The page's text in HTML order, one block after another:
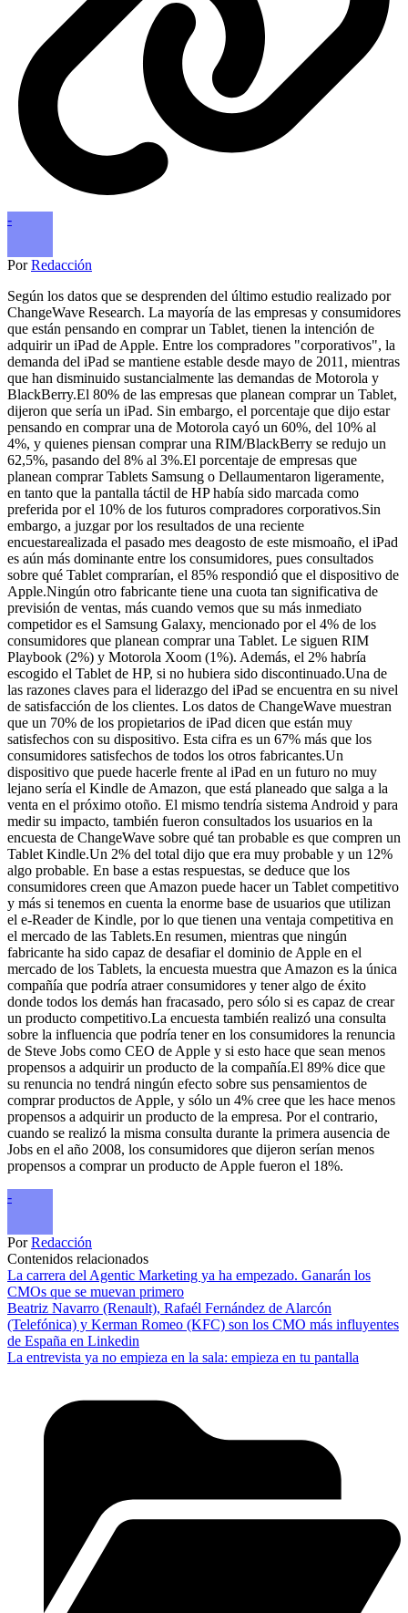
-
PorRedacción
Según los datos que se desprenden del último estudio realizado por
ChangeWave Research. La mayoría de las empresas y consumidores
que están pensando en comprar un Tablet, tienen la intención de
adquirir un iPad de Apple. Entre los compradores "corporativos", la
demanda del iPad se mantiene estable desde mayo de 2011, mientras
que han disminuido sustancialmente las demandas de Motorola y
BlackBerry.El 80% de las empresas que planean comprar un Tablet,
dijeron que sería un iPad. Sin embargo, el porcentaje que dijo estar
pensando en comprar una de Motorola cayó un 60%, del 10% al
4%, y quienes piensan comprar una RIM/BlackBerry se redujo un
62,5%, pasando del 8% al 3%.El porcentaje de empresas que
planean comprar Tablets Samsung o Dellaumentaron ligeramente,
en tanto que la pantalla táctil de HP había sido marcada como
preferida por el 10% de los futuros compradores corporativos.Sin
embargo, a juzgar por los resultados de una reciente
encuestarealizada el pasado mes deagosto de este mismoaño, el iPad
es aún más dominante entre los consumidores, pues consultados
sobre qué Tablet comprarían, el 85% respondió que el dispositivo de
Apple.Ningún otro fabricante tiene una cuota tan significativa de
previsión de ventas, más cuando vemos que su más inmediato
competidor es el Samsung Galaxy, mencionado por el 4% de los
consumidores que planean comprar una Tablet. Le siguen RIM
Playbook (2%) y Motorola Xoom (1%). Además, el 2% habría
escogido el Tablet de HP, si no hubiera sido discontinuado.Una de
las razones claves para el liderazgo del iPad se encuentra en su nivel
de satisfacción de los clientes. Los datos de ChangeWave muestran
que un 70% de los propietarios de iPad dicen que están muy
satisfechos con su dispositivo. Esta cifra es un 67% más que los
consumidores satisfechos de todos los otros fabricantes.Un
dispositivo que puede hacerle frente al iPad en un futuro no muy
lejano sería el Kindle de Amazon, que está planeado que salga a la
venta en el próximo otoño. El mismo tendría sistema Android y para
medir su impacto, también fueron consultados los usuarios en la
encuesta de ChangeWave sobre qué tan probable es que compren un
Tablet Kindle.Un 2% del total dijo que era muy probable y un 12%
algo probable. En base a estas respuestas, se deduce que los
consumidores creen que Amazon puede hacer un Tablet competitivo
y más si tenemos en cuenta la enorme base de usuarios que utilizan
el e-Reader de Kindle, por lo que tienen una ventaja competitiva en
el mercado de las Tablets.En resumen, mientras que ningún
fabricante ha sido capaz de desafiar el dominio de Apple en el
mercado de los Tablets, la encuesta muestra que Amazon es la única
compañía que podría atraer consumidores y tener algo de éxito
donde todos los demás han fracasado, pero sólo si es capaz de crear
un producto competitivo.La encuesta también realizó una consulta
sobre la influencia que podría tener en los consumidores la renuncia
de Steve Jobs como CEO de Apple y si esto hace que sean menos
propensos a adquirir un producto de la compañía.El 89% dice que
su renuncia no tendrá ningún efecto sobre sus pensamientos de
comprar productos de Apple, y sólo un 4% cree que les hace menos
propensos a adquirir un producto de la empresa. Por el contrario,
cuando se realizó la misma consulta durante la primera ausencia de
Jobs en el año 2008, los consumidores que dijeron serían menos
propensos a comprar un producto de Apple fueron el 18%.
-
PorRedacción
Contenidos relacionados
La carrera del Agentic Marketing ya ha empezado. Ganarán los
CMOs que se muevan primero
Beatriz Navarro (Renault), Rafaél Fernández de Alarcón
(Telefónica) y Kerman Romeo (KFC) son los CMO más influyentes
de España en Linkedin
La entrevista ya no empieza en la sala: empieza en tu pantalla